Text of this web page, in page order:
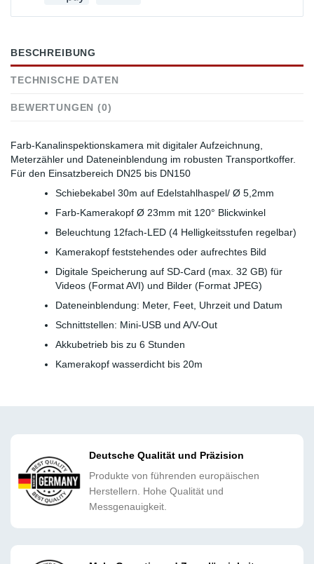
BESCHREIBUNG
TECHNISCHE DATEN
BEWERTUNGEN (0)
Farb-Kanalinspektionskamera mit digitaler Aufzeichnung,
Meterzähler und Dateneinblendung im robusten Transportkoffer.
Für den Einsatzbereich DN25 bis DN150
Schiebekabel 30m auf Edelstahlhaspel/ Ø 5,2mm
Farb-Kamerakopf Ø 23mm mit 120° Blickwinkel
Beleuchtung 12fach-LED (4 Helligkeitsstufen regelbar)
Kamerakopf feststehendes oder aufrechtes Bild
Digitale Speicherung auf SD-Card (max. 32 GB) für
Videos (Format AVI) und Bilder (Format JPEG)
Dateneinblendung: Meter, Feet, Uhrzeit und Datum
Schnittstellen: Mini-USB und A/V-Out
Akkubetrieb bis zu 6 Stunden
Kamerakopf wasserdicht bis 20m
Deutsche Qualität und Präzision
Produkte von führenden europäischen
Herstellern. Hohe Qualität und
Messgenauigkeit.